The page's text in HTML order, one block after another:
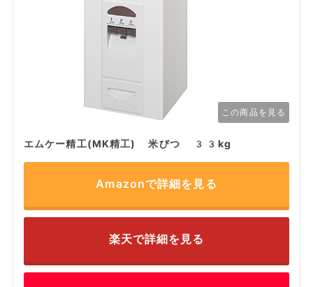
この商品を見る
エムケー精工(MK精工) 米びつ 33kg
Amazonで詳細を見る
楽天で詳細を見る